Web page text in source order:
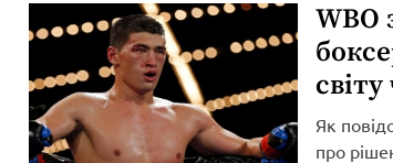
WBO
Як
про